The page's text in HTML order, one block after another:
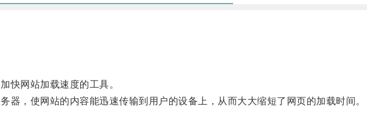
网站加载速度的工具。
，使网站的内容能迅速传输到用户的设备上，从而大大缩短了网页的加载时间。